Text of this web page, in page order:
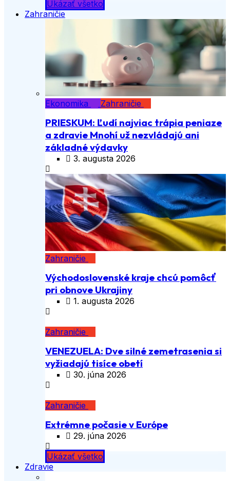
Ukázať všetko
Zahraničie
Ekonomika Zahraničie
PRIESKUM: Ľudí najviac trápia peniaze
a zdravie Mnohí už nezvládajú ani
základné výdavky
3. augusta 2026
Zahraničie
Východoslovenské kraje chcú pomôcť
pri obnove Ukrajiny
1. augusta 2026
Zahraničie
VENEZUELA: Dve silné zemetrasenia si
vyžiadajú tisíce obetí
30. júna 2026
Zahraničie
Extrémne počasie v Európe
29. júna 2026
Ukázať všetko
Zdravie